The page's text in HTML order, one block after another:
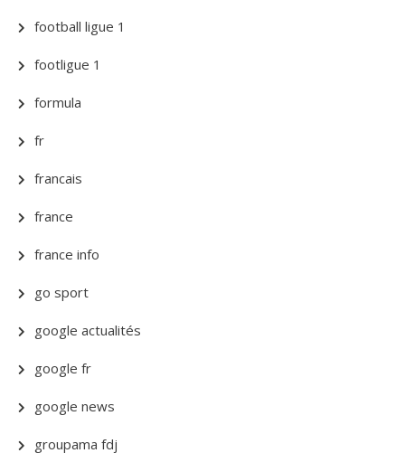
football ligue 1
footligue 1
formula
fr
francais
france
france info
go sport
google actualités
google fr
google news
groupama fdj